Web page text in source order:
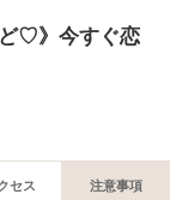
♡》今すぐ恋
セス 注意事項